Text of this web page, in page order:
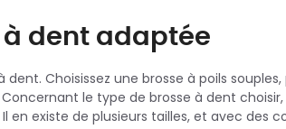
dent adaptée
Choisissez une brosse à poils souples,
le type de brosse à dent
existe de plusieurs tailles, et avec des